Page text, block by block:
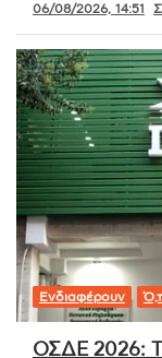
06/08/2026, 14:51
Ενδιαφέρουν
ΟΣΔΕ 2026: